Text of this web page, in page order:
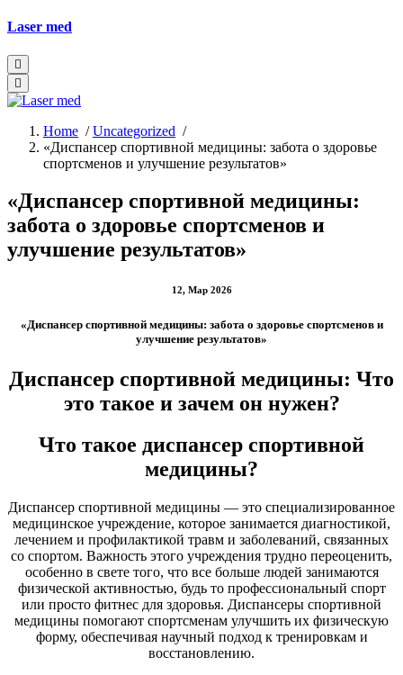
Skip
content
Laser med
Home /Uncategorized /
«Диспансер спортивной медицины: забота о здоровье
спортсменов и улучшение результатов»
«Диспансер спортивной медицины:
забота о здоровье спортсменов и
улучшение результатов»
12, Мар 2026
«Диспансер спортивной медицины: забота о здоровье спортсменов и
улучшение результатов»
Диспансер спортивной медицины: Что
это такое и зачем он нужен?
Что такое диспансер спортивной
медицины?
Диспансер спортивной медицины — это специализированное
медицинское учреждение, которое занимается диагностикой,
лечением и профилактикой травм и заболеваний, связанных
со спортом. Важность этого учреждения трудно переоценить,
особенно в свете того, что все больше людей занимаются
физической активностью, будь то профессиональный спорт
или просто фитнес для здоровья. Диспансеры спортивной
медицины помогают спортсменам улучшить их физическую
форму, обеспечивая научный подход к тренировкам и
восстановлению.